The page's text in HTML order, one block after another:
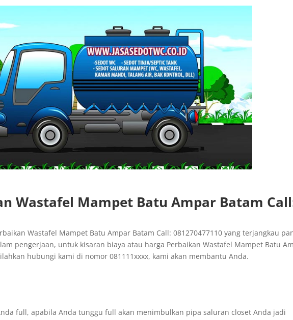
Wastafel Mampet Batu Ampar Batam
Wastafel Mampet Batu Ampar Batam Call: 081270477110 yang terjangkau
pengerjaan, untuk kisaran biaya atau harga Perbaikan Wastafel Mampet Batu
hubungi kami di nomor 081111xxxx, kami akan membantu Anda.
full, apabila Anda tunggu full akan menimbulkan pipa saluran closet Anda jadi